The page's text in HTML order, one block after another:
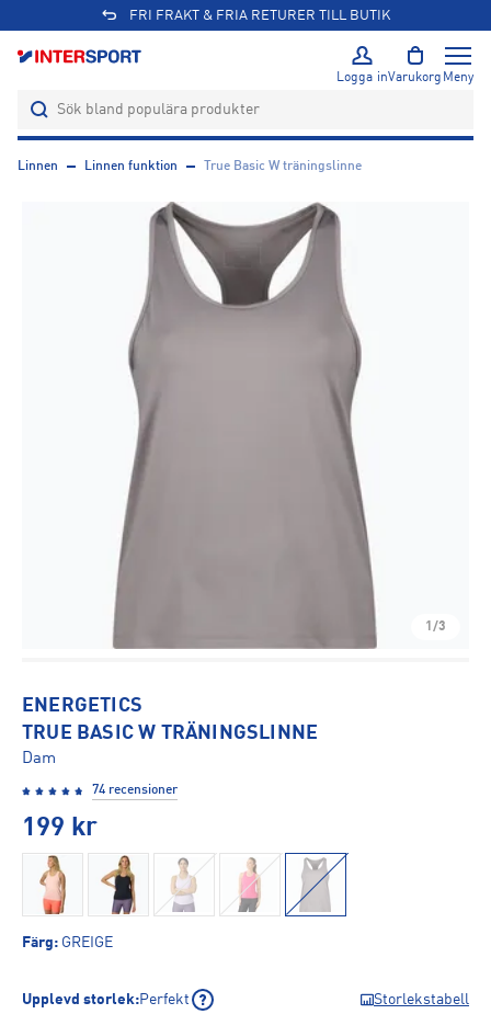
FRI FRAKT & FRIA RETURER TILL BUTIK
Logga inVarukorg Meny
Linnen Linnen funktion True Basic W träningslinne
1/3
ENERGETICS
TRUE BASIC W TRÄNINGSLINNE
Dam
74 recensioner
199 kr
Färg: GREIGE
Upplevd storlek:Perfekt Storlekstabell